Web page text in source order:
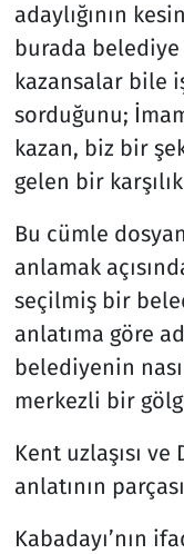
adaylığının
burada belediye
kazansalar bile
sorduğunu;
kazan, biz bir
gelen bir
Bu cümle
anlamak
seçilmiş bir
anlatıma göre
belediyenin
merkezli bir
Kent uzlaşısı ve
anlatının
Kabadayı’nın